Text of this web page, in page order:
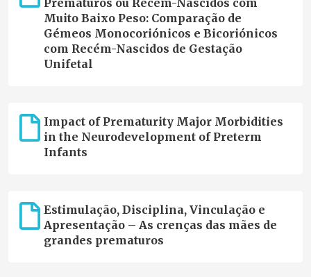
Muito Baixo Peso: Comparação de
Gémeos Monocoriónicos e Bicoriónicos
com Recém-Nascidos de Gestação
Unifetal
Impact of Prematurity Major Morbidities
in the Neurodevelopment of Preterm
Infants
Estimulação, Disciplina, Vinculação e
Apresentação – As crenças das mães de
grandes prematuros